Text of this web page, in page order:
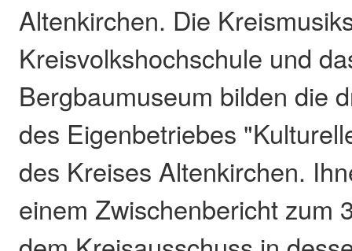
Altenkirchen. Die
Kreisvolkshochschule und
Bergbaumuseum bilden die
des Eigenbetriebes
des Kreises Altenkirchen.
einem Zwischenbericht zum